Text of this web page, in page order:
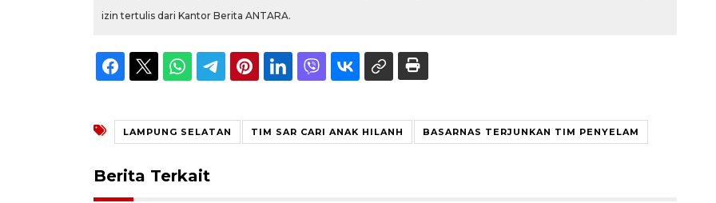
izin tertulis dari Kantor Berita ANTARA.
LAMPUNG SELATAN TIM SAR CARI ANAK HILANH BASARNAS TERJUNKAN TIM PENYELAM
Berita Terkait